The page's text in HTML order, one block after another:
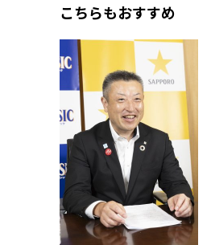
こちらもおすすめ